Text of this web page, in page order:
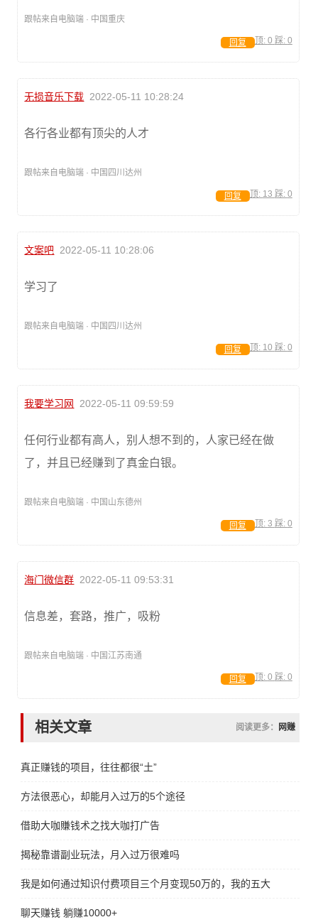
跟帖来自电脑端 · 中国重庆
顶: 0 踩: 0
回复
无损音乐下载 2022-05-11 10:28:24
各行各业都有顶尖的人才
跟帖来自电脑端 · 中国四川达州
顶: 13 踩: 0
回复
文案吧 2022-05-11 10:28:06
学习了
跟帖来自电脑端 · 中国四川达州
顶: 10 踩: 0
回复
我要学习网 2022-05-11 09:59:59
任何行业都有高人，别人想不到的，人家已经在做
了，并且已经赚到了真金白银。
跟帖来自电脑端 · 中国山东德州
顶: 3 踩: 0
回复
海门微信群 2022-05-11 09:53:31
信息差，套路，推广，吸粉
跟帖来自电脑端 · 中国江苏南通
顶: 0 踩: 0
回复
相关文章 阅读更多： 网赚
真正赚钱的项目，往往都很“土”
方法很恶心，却能月入过万的5个途径
借助大咖賺钱术之找大咖打广告
揭秘靠谱副业玩法，月入过万很难吗
我是如何通过知识付费项目三个月变现50万的，我的五大引流方法
聊天赚钱 躺赚10000+